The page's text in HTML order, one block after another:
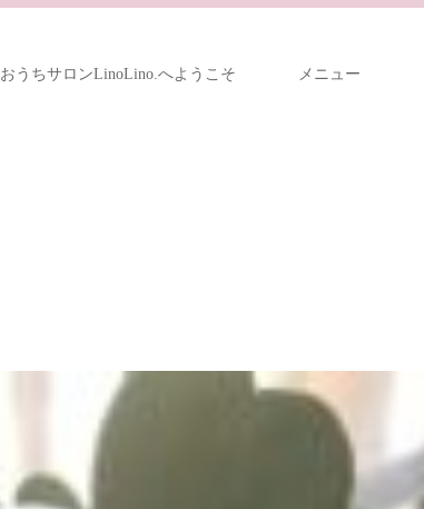
おうちサロンLinoLino.へようこそ メニュー